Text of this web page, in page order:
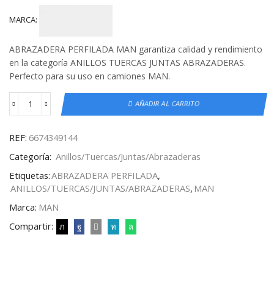
MARCA:
ABRAZADERA PERFILADA MAN garantiza calidad y rendimiento
en la categoría ANILLOS TUERCAS JUNTAS ABRAZADERAS.
Perfecto para su uso en camiones MAN.
AÑADIR AL CARRITO
REF: 6674349144
Categoría: Anillos/Tuercas/Juntas/Abrazaderas
Etiquetas:ABRAZADERA PERFILADA,
ANILLOS/TUERCAS/JUNTAS/ABRAZADERAS, MAN
Marca: MAN
Compartir: